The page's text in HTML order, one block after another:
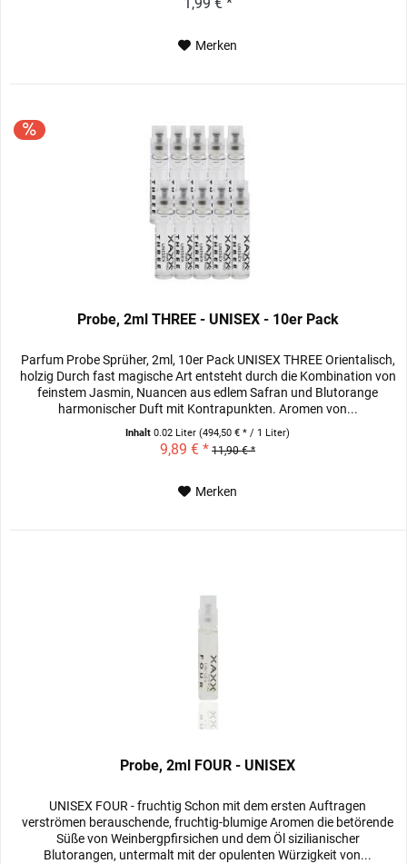
Merken
Probe, 2ml THREE - UNISEX - 10er Pack
Parfum Probe Sprüher, 2ml, 10er Pack UNISEX THREE Orientalisch,
holzig Durch fast magische Art entsteht durch die Kombination von
feinstem Jasmin, Nuancen aus edlem Safran und Blutorange
harmonischer Duft mit Kontrapunkten. Aromen von...
Inhalt0.02 Liter(494,50 € * / 1 Liter)
9,89 € * 11,90 € *
Merken
Probe, 2ml FOUR - UNISEX
UNISEX FOUR - fruchtig Schon mit dem ersten Auftragen
verströmen berauschende, fruchtig-blumige Aromen die betörende
Süße von Weinbergpfirsichen und dem Öl sizilianischer
Blutorangen, untermalt mit der opulenten Würzigkeit von...